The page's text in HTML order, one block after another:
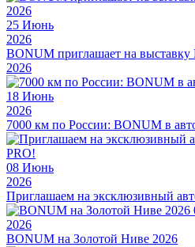
25 Июнь
2026
BONUM приглашает на выставку
2026
18 Июнь
2026
7000 км по России: BONUM в
08 Июнь
2026
Приглашаем на эксклюзивный
2026
BONUM на Золотой Ниве 2026